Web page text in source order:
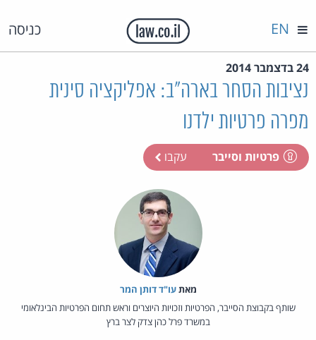
כניסה EN
24 בדצמבר 2014
נציבות הסחר בארה"ב: אפליקציה סינית
מפרה פרטיות ילדנו
פרטיות וסייבר עקבו
מאת‏עו"ד דותן המר
שותף בקבוצת הסייבר, הפרטיות וזכויות היוצרים וראש תחום הפרטיות הבינלאומי
במשרד פרל כהן צדק לצר ברץ